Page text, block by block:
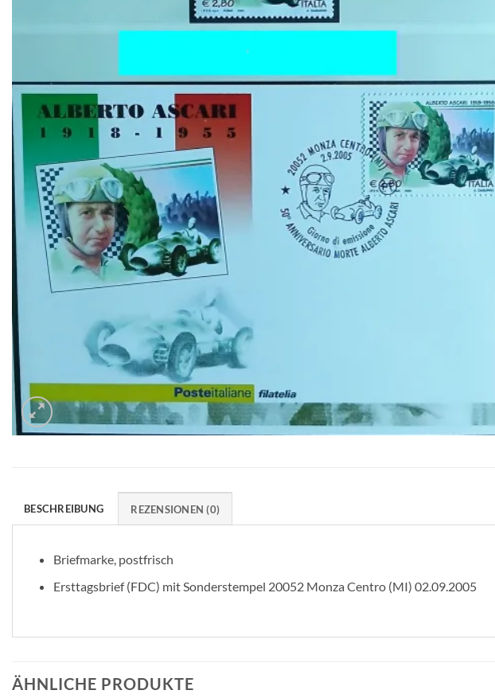
BESCHREIBUNG REZENSIONEN (0)
Briefmarke, postfrisch
Ersttagsbrief (FDC) mit Sonderstempel 20052 Monza Centro (MI) 02.09.2005
ÄHNLICHE PRODUKTE